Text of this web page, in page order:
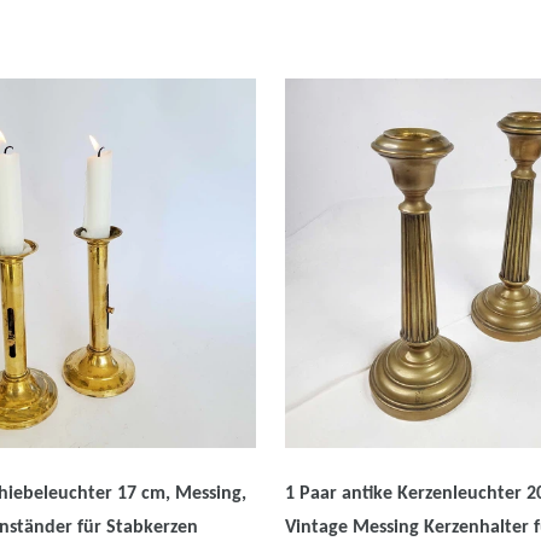
17 cm, Messing,
für Stabkerzen
1 Paar antike Kerzenleuchter
Vintage Messing Kerzenhalter